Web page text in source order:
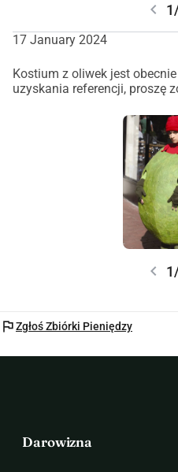
chevron_left
17 January 2024
Kostium z oliwek jest
uzyskania referencji, proszę
chevron_left
flagZgłoś Zbiórki Pieniędzy
Darowizna